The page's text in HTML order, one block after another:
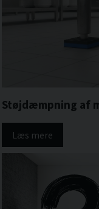
Støjdæmpning af
Læs mere